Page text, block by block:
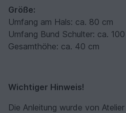
Größe:
Umfang am Hals: ca. 80 cm
Umfang Bund Schulter: ca.
Gesamthöhe: ca. 40 cm
Wichtiger Hinweis!
Die Anleitung wurde von